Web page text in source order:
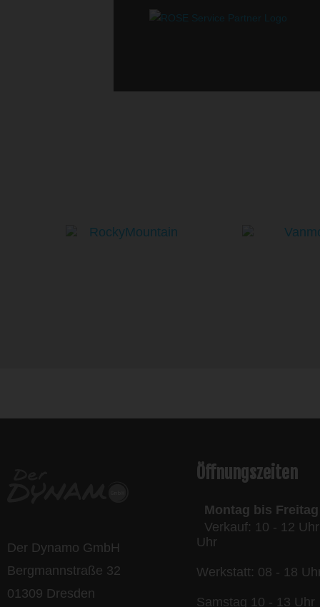
Der Dynamo GmbH
Bergmannstraße 32
01309 Dresden
Öffnungszeiten
Montag bis Freitag
Verkauf: 10 - 12
Uhr
Werkstatt: 08 - 18
Samstag 10 - 13 Uhr